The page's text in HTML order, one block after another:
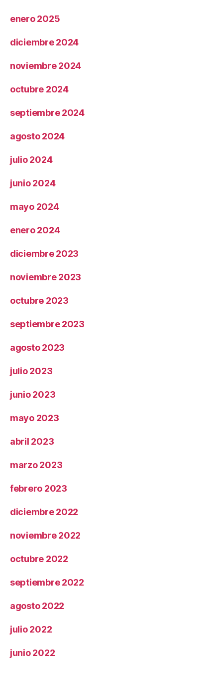
enero 2025
diciembre 2024
noviembre 2024
octubre 2024
septiembre 2024
agosto 2024
julio 2024
junio 2024
mayo 2024
enero 2024
diciembre 2023
noviembre 2023
octubre 2023
septiembre 2023
agosto 2023
julio 2023
junio 2023
mayo 2023
abril 2023
marzo 2023
febrero 2023
diciembre 2022
noviembre 2022
octubre 2022
septiembre 2022
agosto 2022
julio 2022
junio 2022